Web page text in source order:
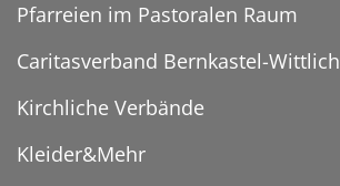
Pfarreien im Pastoralen Raum
Caritasverband Bernkastel-Wittlich
Kirchliche Verbände
Kleider&Mehr